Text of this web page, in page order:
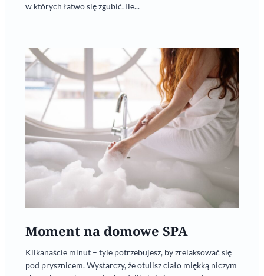
w których łatwo się zgubić. Ile...
Moment na domowe SPA
Kilkanaście minut – tyle potrzebujesz, by zrelaksować się
pod prysznicem. Wystarczy, że otulisz ciało miękką niczym